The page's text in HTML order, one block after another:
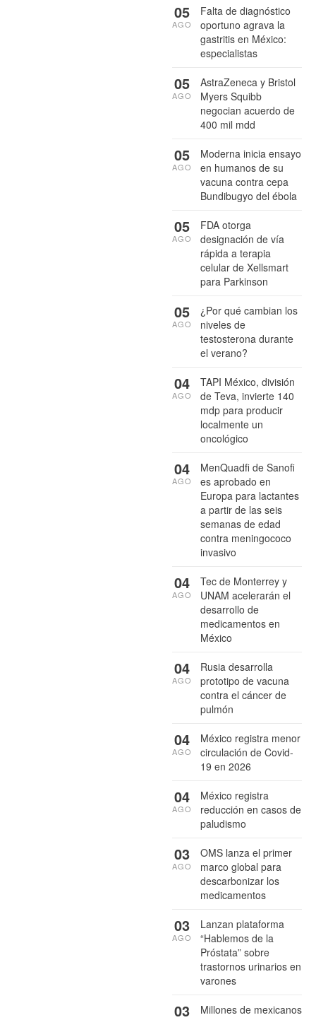
Falta de diagnóstico
oportuno agrava la
gastritis en México:
especialistas
05
AGO
AstraZeneca y Bristol
Myers Squibb
negocian acuerdo de
400 mil mdd
05
AGO
Moderna inicia ensayo
en humanos de su
vacuna contra cepa
Bundibugyo del ébola
05
AGO
FDA otorga
designación de vía
rápida a terapia
celular de Xellsmart
para Parkinson
05
AGO
¿Por qué cambian los
niveles de
testosterona durante
el verano?
05
AGO
TAPI México, división
de Teva, invierte 140
mdp para producir
localmente un
oncológico
04
AGO
MenQuadfi de Sanofi
es aprobado en
Europa para lactantes
a partir de las seis
semanas de edad
contra meningococo
invasivo
04
AGO
Tec de Monterrey y
UNAM acelerarán el
desarrollo de
medicamentos en
México
04
AGO
Rusia desarrolla
prototipo de vacuna
contra el cáncer de
pulmón
04
AGO
México registra menor
circulación de Covid-
19 en 2026
04
AGO
México registra
reducción en casos de
paludismo
04
AGO
OMS lanza el primer
marco global para
descarbonizar los
medicamentos
03
AGO
Lanzan plataforma
“Hablemos de la
Próstata” sobre
trastornos urinarios en
varones
03
AGO
Millones de mexicanos
03